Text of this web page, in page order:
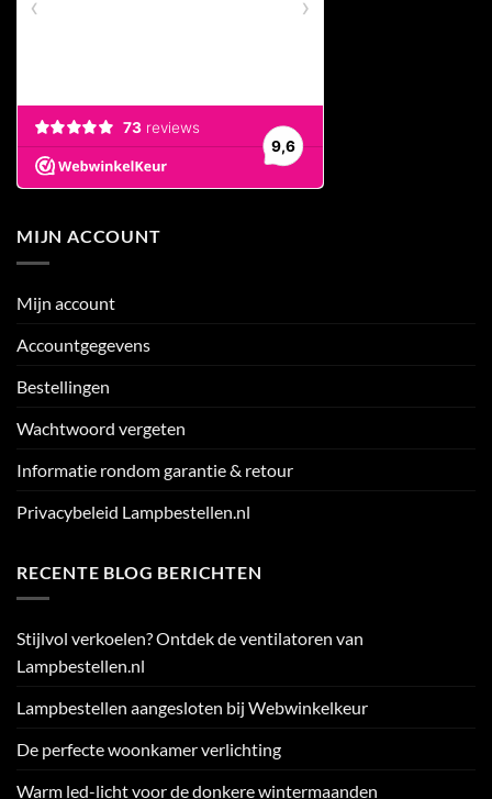
MIJN ACCOUNT
Mijn account
Accountgegevens
Bestellingen
Wachtwoord vergeten
Informatie rondom garantie & retour
Privacybeleid Lampbestellen.nl
RECENTE BLOG BERICHTEN
Stijlvol verkoelen? Ontdek de ventilatoren van
Lampbestellen.nl
Lampbestellen aangesloten bij Webwinkelkeur
De perfecte woonkamer verlichting
Warm led-licht voor de donkere wintermaanden